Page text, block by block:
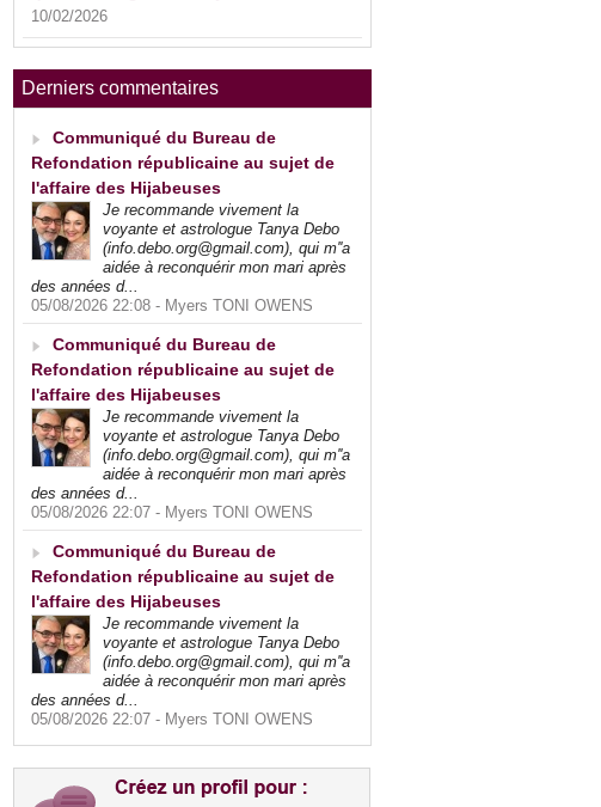
10/02/2026
Derniers commentaires
Communiqué du Bureau de
Refondation républicaine au sujet de
l'affaire des Hijabeuses
Je recommande vivement la
voyante et astrologue Tanya Debo
(info.debo.org@gmail.com), qui m''a
aidée à reconquérir mon mari après
des années d...
05/08/2026 22:08 - Myers TONI OWENS
Communiqué du Bureau de
Refondation républicaine au sujet de
l'affaire des Hijabeuses
Je recommande vivement la
voyante et astrologue Tanya Debo
(info.debo.org@gmail.com), qui m''a
aidée à reconquérir mon mari après
des années d...
05/08/2026 22:07 - Myers TONI OWENS
Communiqué du Bureau de
Refondation républicaine au sujet de
l'affaire des Hijabeuses
Je recommande vivement la
voyante et astrologue Tanya Debo
(info.debo.org@gmail.com), qui m''a
aidée à reconquérir mon mari après
des années d...
05/08/2026 22:07 - Myers TONI OWENS